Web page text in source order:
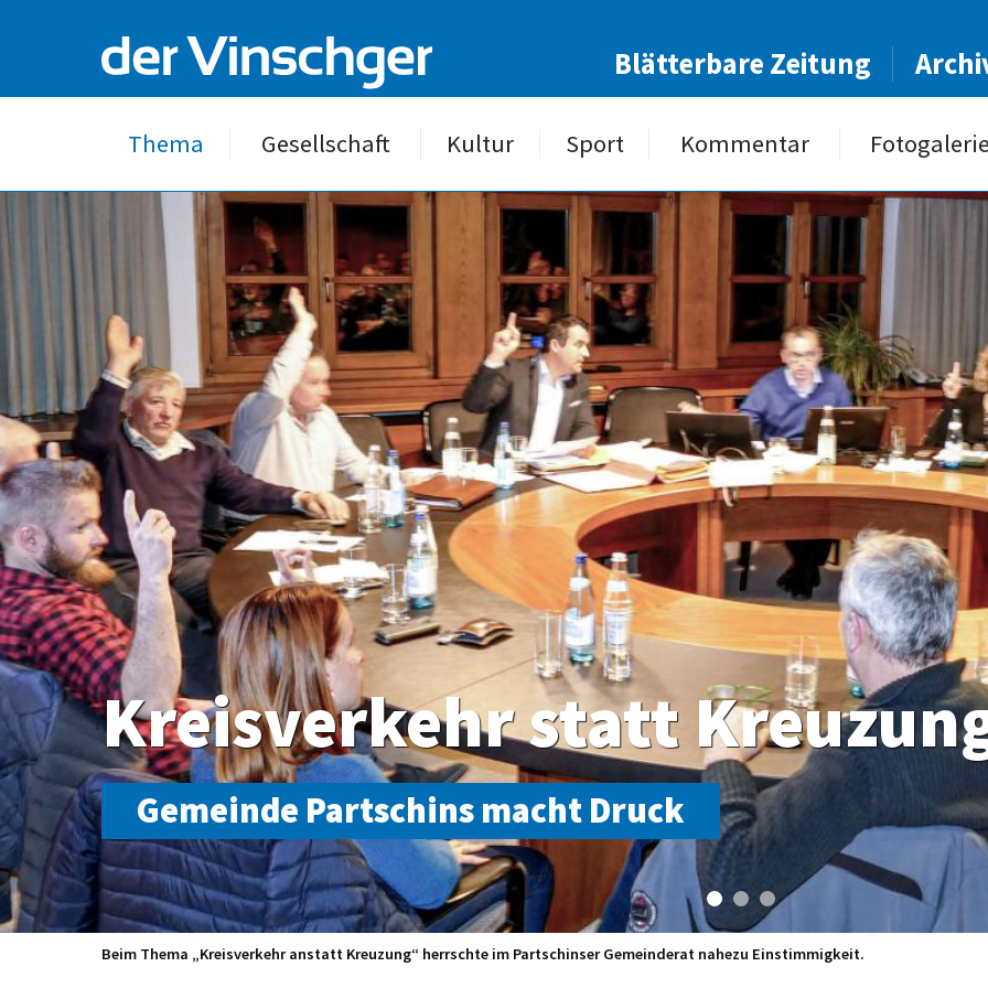
Blätterbare Zeitung
Thema Gesellschaft Kultur Sport Kommentar
Kreisverkehr statt
Gemeinde Partschins macht Druck